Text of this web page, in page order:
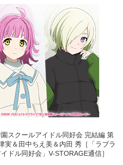
スクールアイドル同好会 完結編 第
実＆田中ちえ美＆内田 秀［「ラブラ
ドル同好会」V-STORAGE通信］